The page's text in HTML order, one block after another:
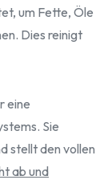
um Fette, Öle
Dies reinigt
eine
Sie
stellt den vollen
ab und